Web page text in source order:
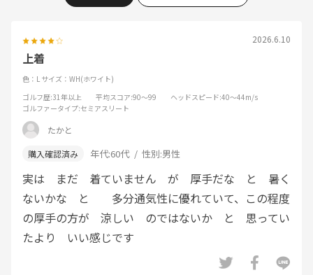
2026.6.10
上着
色：L サイズ：WH(ホワイト)
ゴルフ歴:31年以上 平均スコア:90～99 ヘッドスピード:40～44m/s
ゴルファータイプ:セミアスリート
たかと
年代:60代 性別:男性
実は まだ 着ていません が 厚手だな と 暑く
ないかな と 多分通気性に優れていて、この程度
の厚手の方が 涼しい のではないか と 思ってい
たより いい感じです